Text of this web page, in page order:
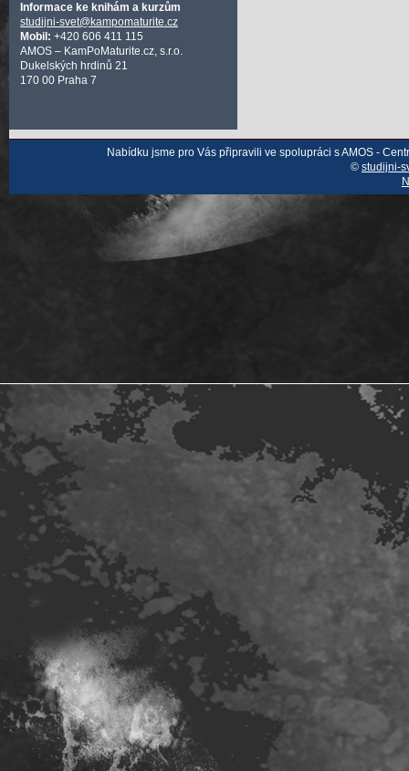
Informace ke knihám a kurzům
studijni-svet@kampomaturite.cz
Mobil: +420 606 411 115
AMOS – KamPoMaturite.cz, s.r.o.
Dukelských hrdinů 21
170 00 Praha 7
Nabídku jsme pro Vás připravili ve spolupráci s AMOS -
© studijni-